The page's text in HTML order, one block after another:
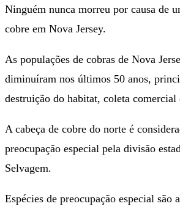
Ninguém nunca morreu por causa de
cobre em Nova Jersey.
As populações de cobras de Nova
diminuíram nos últimos 50 anos,
destruição do habitat, coleta comercial
A cabeça de cobre do norte é
preocupação especial pela divisão
Selvagem.
Espécies de preocupação especial são